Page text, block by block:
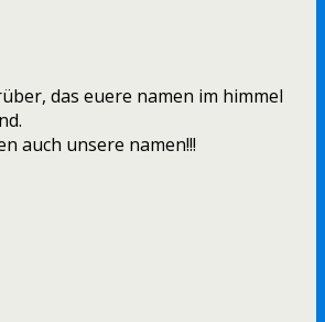
das euere namen im himmel
auch unsere namen!!!